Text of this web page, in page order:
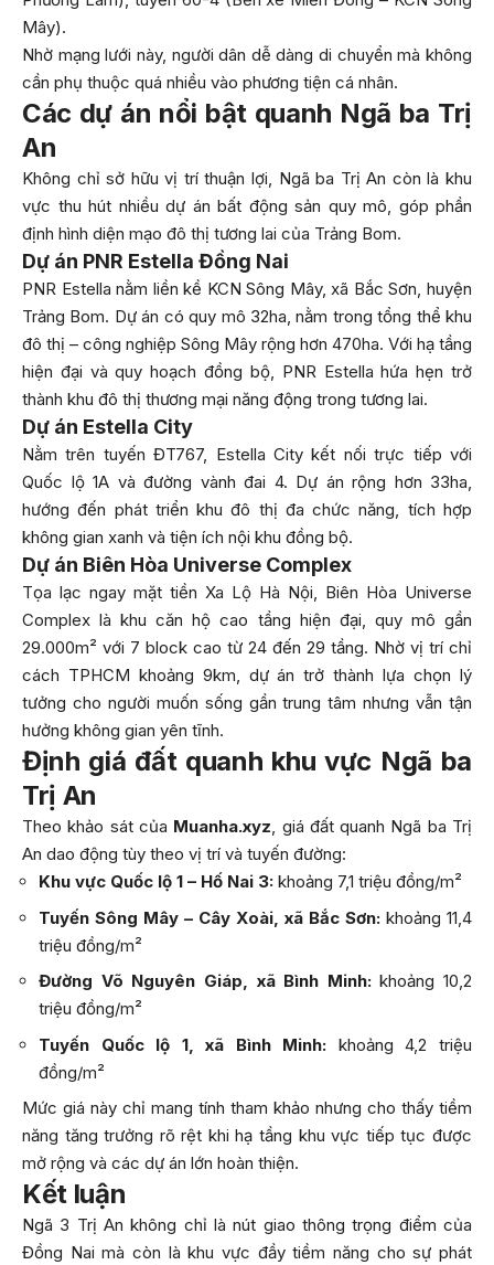
Mây).
Nhờ mạng lưới này, người dân dễ dàng di chuyển mà không
cần phụ thuộc quá nhiều vào phương tiện cá nhân.
Các dự án nổi bật quanh Ngã ba Trị
An
Không chỉ sở hữu vị trí thuận lợi, Ngã ba Trị An còn là khu
vực thu hút nhiều dự án bất động sản quy mô, góp phần
định hình diện mạo đô thị tương lai của Trảng Bom.
Dự án PNR Estella Đồng Nai
PNR Estella nằm liền kề KCN Sông Mây, xã Bắc Sơn, huyện
Trảng Bom. Dự án có quy mô 32ha, nằm trong tổng thể khu
đô thị – công nghiệp Sông Mây rộng hơn 470ha. Với hạ tầng
hiện đại và quy hoạch đồng bộ, PNR Estella hứa hẹn trở
thành khu đô thị thương mại năng động trong tương lai.
Dự án Estella City
Nằm trên tuyến ĐT767, Estella City kết nối trực tiếp với
Quốc lộ 1A và đường vành đai 4. Dự án rộng hơn 33ha,
hướng đến phát triển khu đô thị đa chức năng, tích hợp
không gian xanh và tiện ích nội khu đồng bộ.
Dự án Biên Hòa Universe Complex
Tọa lạc ngay mặt tiền Xa Lộ Hà Nội, Biên Hòa Universe
Complex là khu căn hộ cao tầng hiện đại, quy mô gần
29.000m² với 7 block cao từ 24 đến 29 tầng. Nhờ vị trí chỉ
cách TPHCM khoảng 9km, dự án trở thành lựa chọn lý
tưởng cho người muốn sống gần trung tâm nhưng vẫn tận
hưởng không gian yên tĩnh.
Định giá đất quanh khu vực Ngã ba
Trị An
Theo khảo sát của Muanha.xyz, giá đất quanh Ngã ba Trị
An dao động tùy theo vị trí và tuyến đường:
Khu vực Quốc lộ 1 – Hố Nai 3: khoảng 7,1 triệu đồng/m²
Tuyến Sông Mây – Cây Xoài, xã Bắc Sơn: khoảng 11,4
triệu đồng/m²
Đường Võ Nguyên Giáp, xã Bình Minh:khoảng 10,2
triệu đồng/m²
Tuyến Quốc lộ 1, xã Bình Minh: khoảng 4,2 triệu
đồng/m²
Mức giá này chỉ mang tính tham khảo nhưng cho thấy tiềm
năng tăng trưởng rõ rệt khi hạ tầng khu vực tiếp tục được
mở rộng và các dự án lớn hoàn thiện.
Kết luận
Ngã 3 Trị An không chỉ là nút giao thông trọng điểm của
Đồng Nai mà còn là khu vực đầy tiềm năng cho sự phát